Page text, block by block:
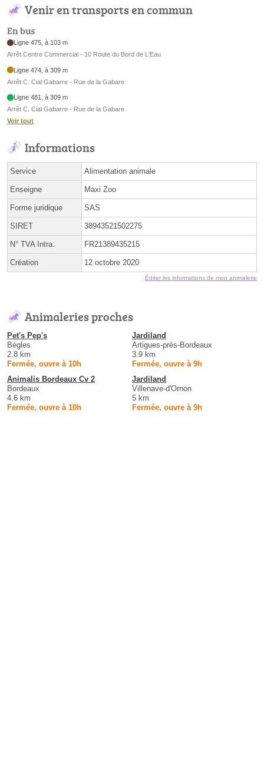
Venir en transports en commun
En bus
Ligne 475, à 103 m
Arrêt Centre Commercial - 10 Route du Bord de L'Eau
Ligne 474, à 309 m
Arrêt C. Cial Gabarre - Rue de la Gabare
Ligne 481, à 309 m
Arrêt C. Cial Gabarre - Rue de la Gabare
Voir tout
Informations
Service Alimentation animale
Enseigne Maxi Zoo
Forme juridique SAS
SIRET 38943521502275
N° TVA Intra. FR21389435215
Création 12 octobre 2020
Éditer les informations de mon animalerie
Animaleries proches
Pet's Pep's
Bègles
2.8 km
Fermée, ouvre à 10h
Jardiland
Artigues-près-Bordeaux
3.9 km
Fermée, ouvre à 9h
Animalis Bordeaux Cv 2
Bordeaux
4.6 km
Fermée, ouvre à 10h
Jardiland
Villenave-d'Ornon
5 km
Fermée, ouvre à 9h